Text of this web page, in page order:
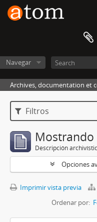
Navegar
Archives, documentation et
Filtros
Descripción
Opciones
Imprimir vista previa
Ordenar por: